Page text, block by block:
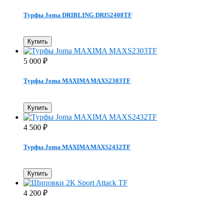
Турфы Joma DRIBLING DRIS2408TF
Купить
5 000 ₽
Турфы Joma MAXIMA MAXS2303TF
Купить
4 500 ₽
Турфы Joma MAXIMA MAXS2432TF
Купить
4 200 ₽